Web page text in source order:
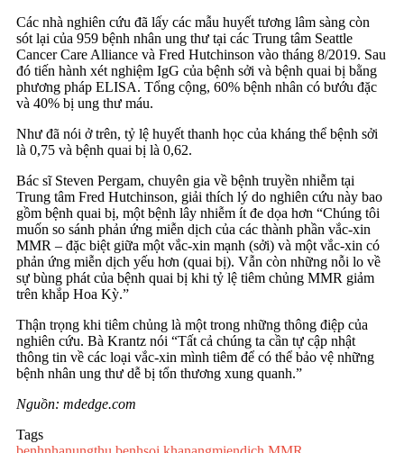
Các nhà nghiên cứu đã lấy các mẫu huyết tương lâm sàng còn
sót lại của 959 bệnh nhân ung thư tại các Trung tâm Seattle
Cancer Care Alliance và Fred Hutchinson vào tháng 8/2019. Sau
đó tiến hành xét nghiệm IgG của bệnh sởi và bệnh quai bị bằng
phương pháp ELISA. Tổng cộng, 60% bệnh nhân có bướu đặc
và 40% bị ung thư máu.
Như đã nói ở trên, tỷ lệ huyết thanh học của kháng thể bệnh sởi
là 0,75 và bệnh quai bị là 0,62.
Bác sĩ Steven Pergam, chuyên gia về bệnh truyền nhiễm tại
Trung tâm Fred Hutchinson, giải thích lý do nghiên cứu này bao
gồm bệnh quai bị, một bệnh lây nhiễm ít đe dọa hơn “Chúng tôi
muốn so sánh phản ứng miễn dịch của các thành phần vắc-xin
MMR – đặc biệt giữa một vắc-xin mạnh (sởi) và một vắc-xin có
phản ứng miễn dịch yếu hơn (quai bị). Vẫn còn những nỗi lo về
sự bùng phát của bệnh quai bị khi tỷ lệ tiêm chủng MMR giảm
trên khắp Hoa Kỳ.”
Thận trọng khi tiêm chủng là một trong những thông điệp của
nghiên cứu. Bà Krantz nói “Tất cả chúng ta cần tự cập nhật
thông tin về các loại vắc-xin mình tiêm để có thể bảo vệ những
bệnh nhân ung thư dễ bị tổn thương xung quanh.”
Nguồn: mdedge.com
Tags